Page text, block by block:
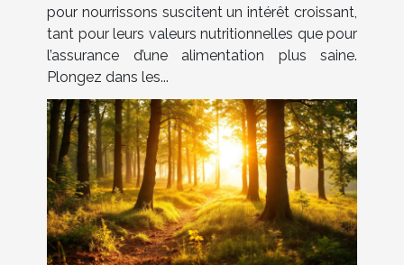
pour nourrissons suscitent un intérêt croissant,
tant pour leurs valeurs nutritionnelles que pour
l’assurance d’une alimentation plus saine.
Plongez dans les...